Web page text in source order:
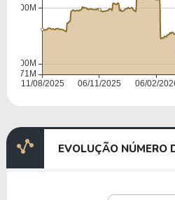
EVOLUÇÃO NÚMERO